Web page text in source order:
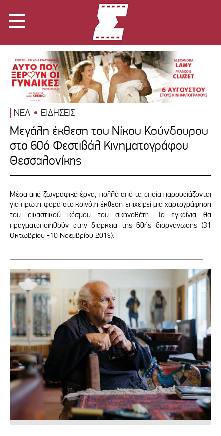
ΝΕΑ ΕΙΔΗΣΕΙΣ
Μεγάλη έκθεση του Νίκου Κούνδουρου
στο 60ό Φεστιβάλ Κινηματογράφου
Θεσσαλονίκης
Μέσα από ζωγραφικά έργα, πολλά από τα οποία παρουσιάζονται
για πρώτη φορά στο κοινό,η έκθεση επιχειρεί μια χαρτογράφηση
του εικαστικού κόσμου του σκηνοθέτη. Τα εγκαίνια θα
πραγματοποιηθούν στην διάρκεια της 60ής διοργάνωσης (31
Οκτωβρίου -10 Νοεμβρίου 2019).